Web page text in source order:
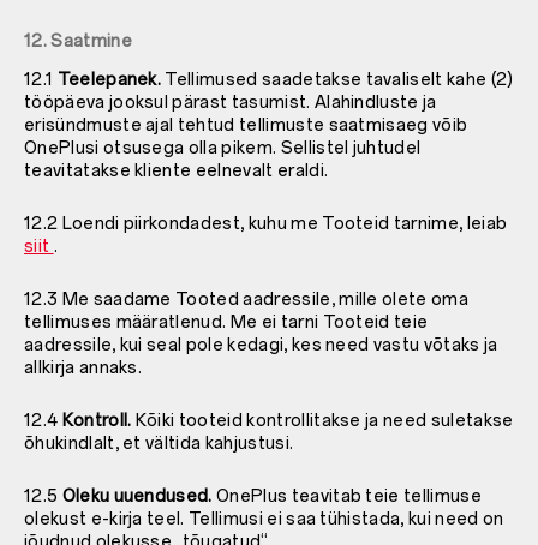
12. Saatmine
12.1 Teelepanek. Tellimused saadetakse tavaliselt kahe (2)
tööpäeva jooksul pärast tasumist. Alahindluste ja
erisündmuste ajal tehtud tellimuste saatmisaeg võib
OnePlusi otsusega olla pikem. Sellistel juhtudel
teavitatakse kliente eelnevalt eraldi.
12.2 Loendi piirkondadest, kuhu me Tooteid tarnime, leiab
siit .
12.3 Me saadame Tooted aadressile, mille olete oma
tellimuses määratlenud. Me ei tarni Tooteid teie
aadressile, kui seal pole kedagi, kes need vastu võtaks ja
allkirja annaks.
12.4 Kontroll. Kõiki tooteid kontrollitakse ja need suletakse
õhukindlalt, et vältida kahjustusi.
12.5 Oleku uuendused. OnePlus teavitab teie tellimuse
olekust e-kirja teel. Tellimusi ei saa tühistada, kui need on